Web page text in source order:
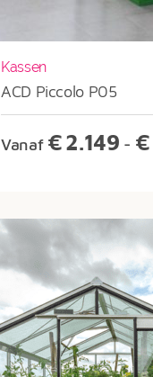
Kassen
ACD Piccolo P05
Vanaf €2.149 - €